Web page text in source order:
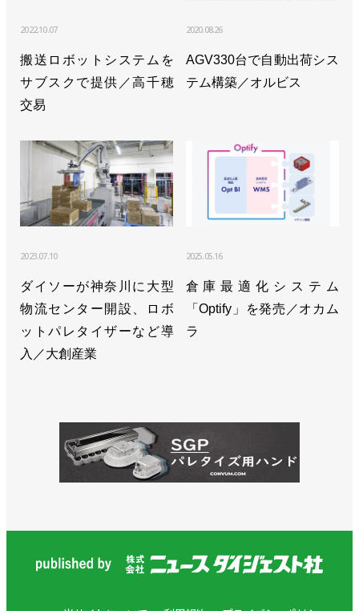
2022.10.07
搬送ロボットシステムを
サブスクで提供／高千穂
交易
2020.08.26
AGV330台で自動出荷シス
テム構築／オルビス
2023.07.10
ダイソーが神奈川に大型
物流センター開設、ロボ
ットパレタイザーなど導
入／大創産業
2025.05.16
倉庫最適化システム
「Optify」を発売／オカム
ラ